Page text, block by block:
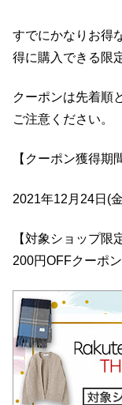
すでにかなりお得
得に購入できる限
クーポンは先着順
ご注意ください。
【クーポン獲得期
2021年12月24日(
【対象ショップ
200円OFFクーポ